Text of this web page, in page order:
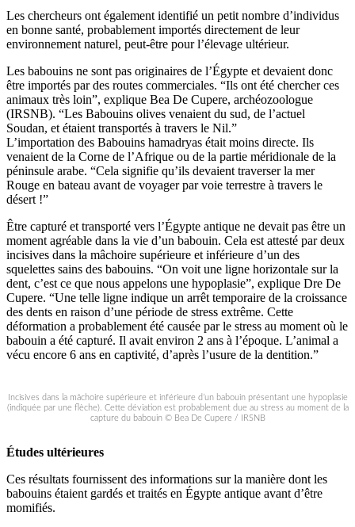
Les chercheurs ont également identifié un petit nombre d’individus
en bonne santé, probablement importés directement de leur
environnement naturel, peut-être pour l’élevage ultérieur.
Les babouins ne sont pas originaires de l’Égypte et devaient donc
être importés par des routes commerciales. “Ils ont été chercher ces
animaux très loin”, explique Bea De Cupere, archéozoologue
(IRSNB). “Les Babouins olives venaient du sud, de l’actuel
Soudan, et étaient transportés à travers le Nil.”
L’importation des Babouins hamadryas était moins directe. Ils
venaient de la Corne de l’Afrique ou de la partie méridionale de la
péninsule arabe. “Cela signifie qu’ils devaient traverser la mer
Rouge en bateau avant de voyager par voie terrestre à travers le
désert !”
Être capturé et transporté vers l’Égypte antique ne devait pas être un
moment agréable dans la vie d’un babouin. Cela est attesté par deux
incisives dans la mâchoire supérieure et inférieure d’un des
squelettes sains des babouins. “On voit une ligne horizontale sur la
dent, c’est ce que nous appelons une hypoplasie”, explique Dre De
Cupere. “Une telle ligne indique un arrêt temporaire de la croissance
des dents en raison d’une période de stress extrême. Cette
déformation a probablement été causée par le stress au moment où le
babouin a été capturé. Il avait environ 2 ans à l’époque. L’animal a
vécu encore 6 ans en captivité, d’après l’usure de la dentition.”
Incisives dans la mâchoire supérieure et inférieure d’un babouin présentant une hypoplasie
(indiquée par une flèche). Cette déviation est probablement due au stress au moment de la
capture du babouin © Bea De Cupere / IRSNB
Études ultérieures
Ces résultats fournissent des informations sur la manière dont les
babouins étaient gardés et traités en Égypte antique avant d’être
momifiés.